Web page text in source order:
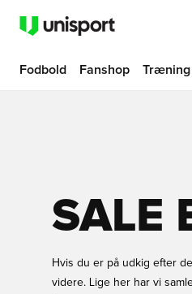
Fodbold Fanshop Træning
SALE
Hvis du er på udkig efter
videre. Lige her har vi